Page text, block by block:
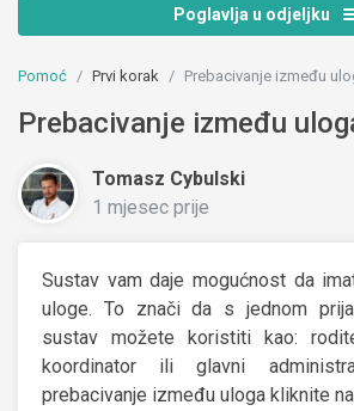
Poglavlja u odjeljku
Pomoć Prvi korak Prebacivanje između
Prebacivanje između
Tomasz Cybulski
1 mjesec prije
Sustav vam daje mogućnost da
uloge. To znači da s jednom
sustav možete koristiti kao:
koordinator ili glavni
prebacivanje između uloga kliknite